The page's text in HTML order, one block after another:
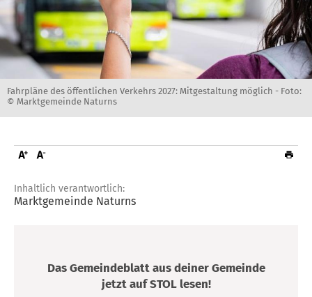
Fahrpläne des öffentlichen Verkehrs 2027: Mitgestaltung möglich - Foto:
© Marktgemeinde Naturns
Inhaltlich verantwortlich:
Marktgemeinde Naturns
Das Gemeindeblatt aus deiner Gemeinde
jetzt auf STOL lesen!